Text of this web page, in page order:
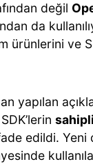
değil
da
ürünlerini ve
yapılan
edildi. Yeni